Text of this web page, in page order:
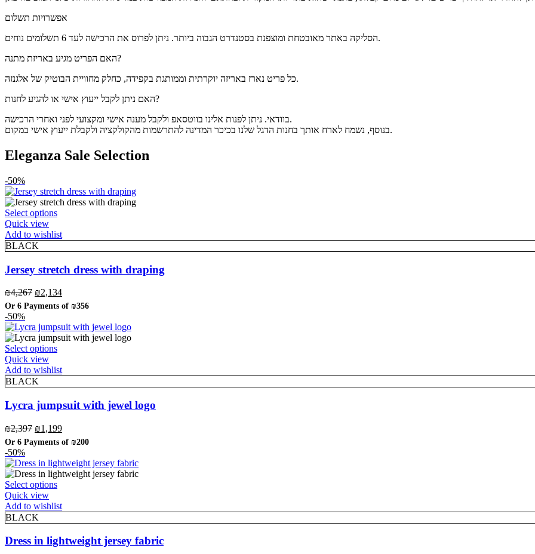
אפשרויות תשלום
הסליקה באתר מאובטחת ומוצפנת בסטנדרט הגבוה ביותר. ניתן לפרוס את הרכישה לעד 6 תשלומים נוחים.
האם הפריט מגיע באריזת מתנה?
כל פריט נארז באריזה יוקרתית וממותגת בקפידה, כחלק מחוויית הבוטיק של אלגנזה.
האם ניתן לקבל ייעוץ אישי או להגיע לחנות?
בוודאי. ניתן לפנות אלינו בווטסאפ ולקבל מענה אישי ומקצועי לפני ואחרי הרכישה.
בנוסף, נשמח לארח אותך בחנות הדגל שלנו בכיכר המדינה להתרשמות מהקולקציה ולקבלת ייעוץ אישי במקום.
Eleganza Sale Selection
-50%
Select optionsThis
has
variants.
The
options
may
be
chosen
the
product
page
Quick view
Add to wishlist
BLACK
Jersey stretch dress with draping
₪4,267 Original
price
was:
₪4,267.
₪2,134Current
price
₪2,134.
Or 6 Payments of ₪356
-50%
Select optionsThis
has
variants.
The
options
may
be
chosen
the
product
page
Quick view
Add to wishlist
BLACK
Lycra jumpsuit with jewel logo
₪2,397 Original
price
was:
₪2,397.
₪1,199Current
price
₪1,199.
Or 6 Payments of ₪200
-50%
Select optionsThis
has
variants.
The
options
Quick view
Add to wishlist
BLACK
Dress in lightweight jersey fabric